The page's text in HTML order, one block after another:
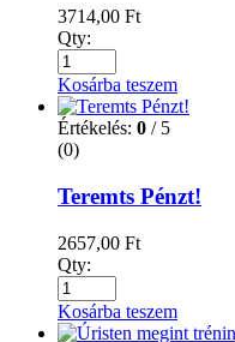
3714,00 Ft
Qty:
Kosárba teszem
Értékelés: 0 / 5
(0)
Teremts Pénzt!
2657,00 Ft
Qty:
Kosárba teszem